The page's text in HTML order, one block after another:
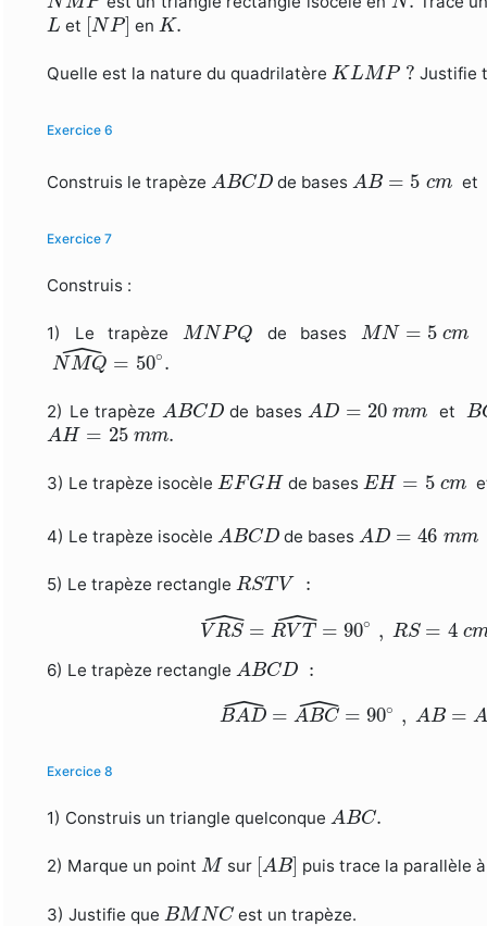
L
L et [NP]
[NP] en K.
K.
Quelle est la nature du quadrilatère KLMP ?
KLMP ? Justifie
Exercice 6
Construis le trapèzeABCD
A BCD de bases AB = 5 cm
A B= cm et
Exercice 7
Construis :
1) Le trapèze MNPQ
MNPQ de bases MN = 5 cm
MN= cm
ˆ
NMQ = 50∘.
NMQ^=50∘.
2) Le trapèze ABCD
A BCD de bases AD = 20 mm
A D= 20m m et B
B
AH = 25 mm.
A H= 25mm.
3) Le trapèze isocèle EFGH
EFGH de bases EH = 5 cm
EH= m
4) Le trapèze isocèleABCD
A BCD de bases AD = 46 mm
A D= 46m m
5) Le trapèze rectangleRST V :
RSTV
ˆ
V RS = ˆ
RV T = 90∘ , RS = 4 c
V S^=R
6) Le trapèze rectangle ABCD :
A BCD
ˆ
BAD = ˆ
ABC = 90∘ , AB =
BA =ABC
Exercice 8
1) Construis un triangle quelconqueABC.
A BC.
2) Marque un pointM
M sur [AB]
[ A B] puis trace la parallèle à
3) Justifie que BMNC
BMNC est un trapèze.